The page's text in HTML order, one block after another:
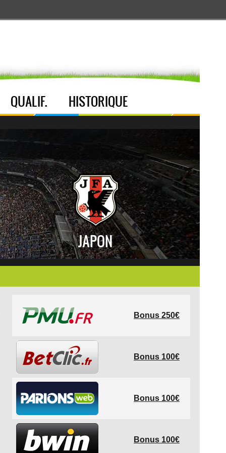
QUALIF. HISTORIQUE
JAPON
Bonus 250€
Bonus 100€
Bonus 100€
Bonus 100€